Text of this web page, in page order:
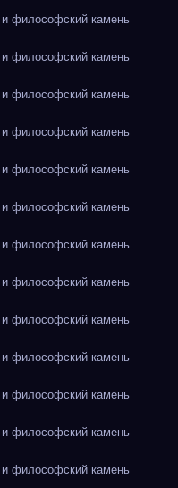
философский камень
философский камень
философский камень
философский камень
философский камень
философский камень
философский камень
философский камень
философский камень
философский камень
философский камень
философский камень
философский камень